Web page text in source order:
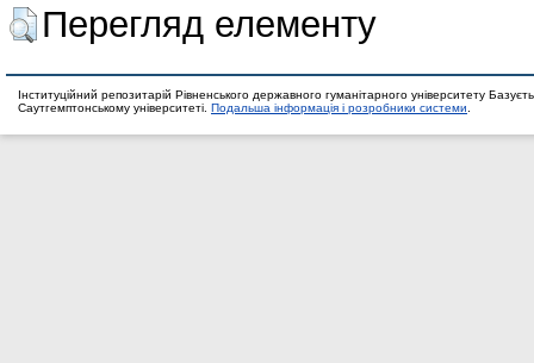
Перегляд елементу
Інституційний репозитарій Рівненського державного гуманітарного університету
Саутгемптонському університеті. Подальша інформація і розробники системи